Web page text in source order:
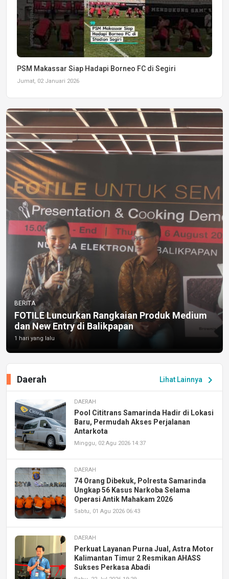
PSM Makassar Siap Hadapi Borneo FC di Segiri
Jumat, 02 Januari 2026
BERITA
FOTILE Luncurkan Rangkaian Produk Medium
dan New Entry di Balikpapan
1 hari yang lalu
Lihat Lainnya chevron_right
Daerah
DAERAH
Pool Cititrans Samarinda Hadir di Lokasi
Baru, Permudah Akses Perjalanan
Antarkota
Minggu, 02 Agu 2026 14:37
DAERAH
74 Orang Dibekuk, Polresta Samarinda
Ungkap 56 Kasus Narkoba Selama
Operasi Antik Mahakam 2026
Sabtu, 01 Agu 2026 06:43
DAERAH
Perkuat Layanan Purna Jual, Astra Motor
Kalimantan Timur 2 Resmikan AHASS
Sukses Perkasa Abadi